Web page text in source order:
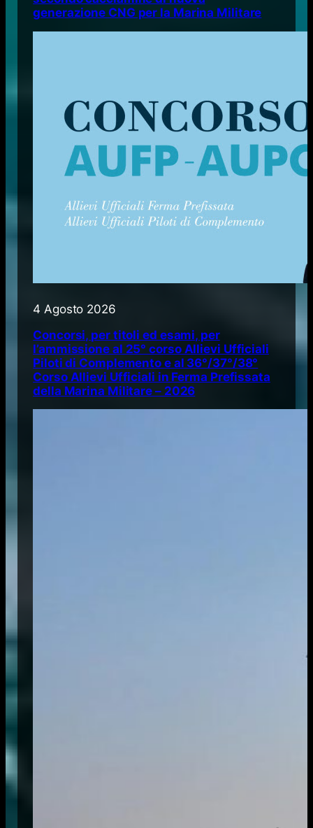
generazione CNG per la Marina Militare
4 Agosto 2026
Concorsi, per titoli ed esami, per
l’ammissione al 25° corso Allievi Ufficiali
Piloti di Complemento e al 36°/37°/38°
Corso Allievi Ufficiali in Ferma Prefissata
della Marina Militare – 2026